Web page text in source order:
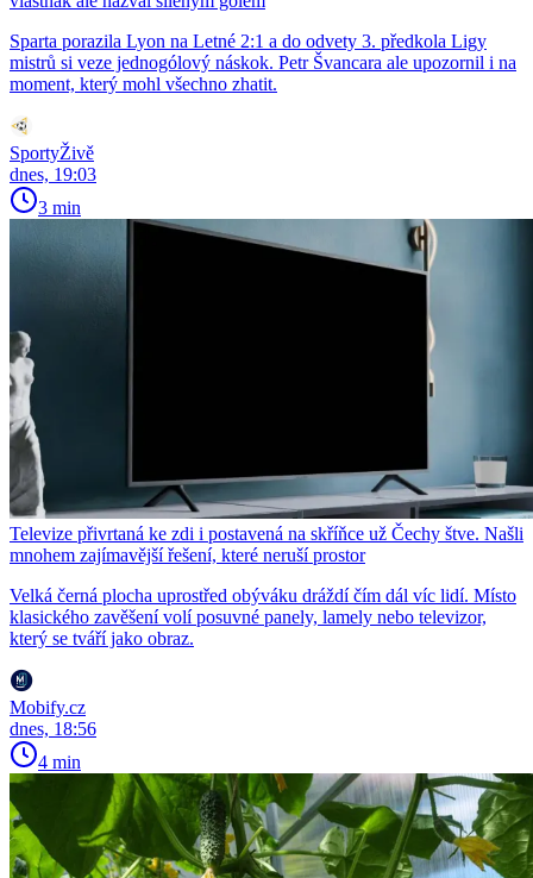
Sparta porazila Lyon na Letné 2:1 a do odvety 3. předkola Ligy
mistrů si veze jednogólový náskok. Petr Švancara ale upozornil i na
moment, který mohl všechno zhatit.
SportyŽivě
dnes, 19:03
3 min
Televize přivrtaná ke zdi i postavená na skříňce už Čechy štve. Našli
mnohem zajímavější řešení, které neruší prostor
Velká černá plocha uprostřed obýváku dráždí čím dál víc lidí. Místo
klasického zavěšení volí posuvné panely, lamely nebo televizor,
který se tváří jako obraz.
Mobify.cz
dnes, 18:56
4 min